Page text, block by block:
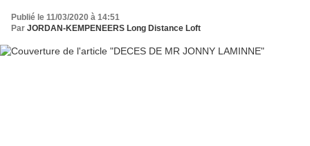
Publié le 11/03/2020 à 14:51
Par JORDAN-KEMPENEERS Long Distance Loft